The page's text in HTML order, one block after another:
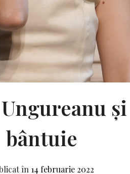
bântuie
în 14 februarie 2022